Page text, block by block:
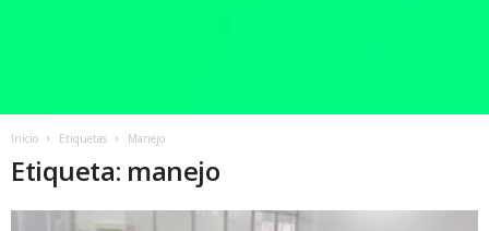
Inicio Etiquetas Manejo
Etiqueta: manejo